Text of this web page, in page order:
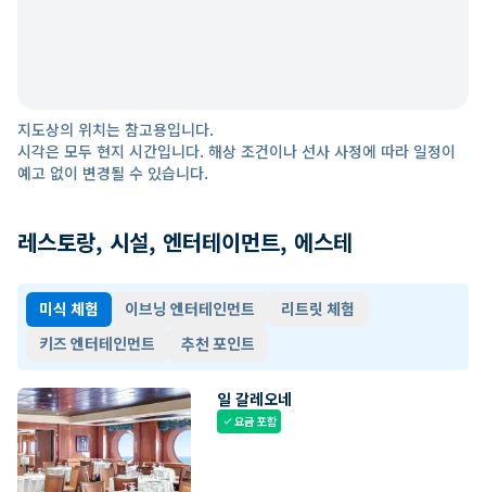
지도상의 위치는 참고용입니다.
시각은 모두 현지 시간입니다. 해상 조건이나 선사 사정에 따라 일정이
예고 없이 변경될 수 있습니다.
레스토랑, 시설, 엔터테이먼트, 에스테
미식 체험 이브닝 엔터테인먼트
리트릿 체험
키즈 엔터테인먼트
추천 포인트
일 갈레오네
check요금 포함